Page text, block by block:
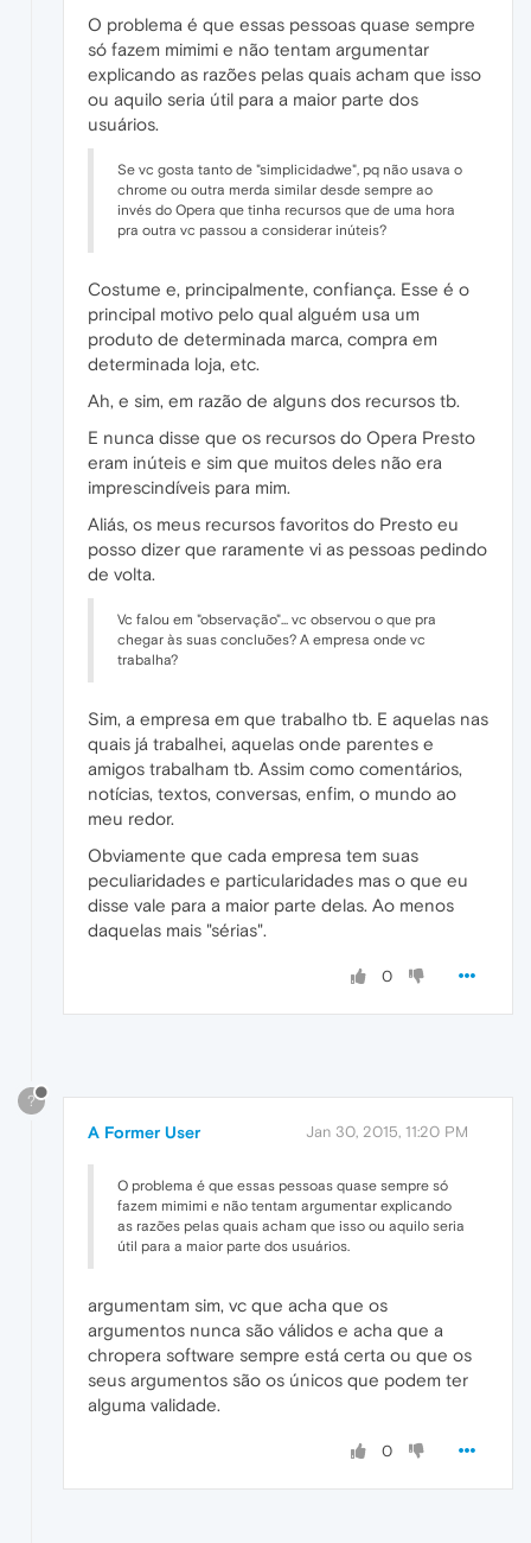
O problema é que essas pessoas quase sempre
só fazem mimimi e não tentam argumentar
explicando as razões pelas quais acham que isso
ou aquilo seria útil para a maior parte dos
usuários.
Se vc gosta tanto de "simplicidadwe", pq não usava o
chrome ou outra merda similar desde sempre ao
invés do Opera que tinha recursos que de uma hora
pra outra vc passou a considerar inúteis?
Costume e, principalmente, confiança. Esse é o
principal motivo pelo qual alguém usa um
produto de determinada marca, compra em
determinada loja, etc.
Ah, e sim, em razão de alguns dos recursos tb.
E nunca disse que os recursos do Opera Presto
eram inúteis e sim que muitos deles não era
imprescindíveis para mim.
Aliás, os meus recursos favoritos do Presto eu
posso dizer que raramente vi as pessoas pedindo
de volta.
Vc falou em "observação"... vc observou o que pra
chegar às suas concluões? A empresa onde vc
trabalha?
Sim, a empresa em que trabalho tb. E aquelas nas
quais já trabalhei, aquelas onde parentes e
amigos trabalham tb. Assim como comentários,
notícias, textos, conversas, enfim, o mundo ao
meu redor.
Obviamente que cada empresa tem suas
peculiaridades e particularidades mas o que eu
disse vale para a maior parte delas. Ao menos
daquelas mais "sérias".
0
?
A Former User Jan 30, 2015, 11:20 PM
O problema é que essas pessoas quase sempre só
fazem mimimi e não tentam argumentar explicando
as razões pelas quais acham que isso ou aquilo seria
útil para a maior parte dos usuários.
argumentam sim, vc que acha que os
argumentos nunca são válidos e acha que a
chropera software sempre está certa ou que os
seus argumentos são os únicos que podem ter
alguma validade.
0